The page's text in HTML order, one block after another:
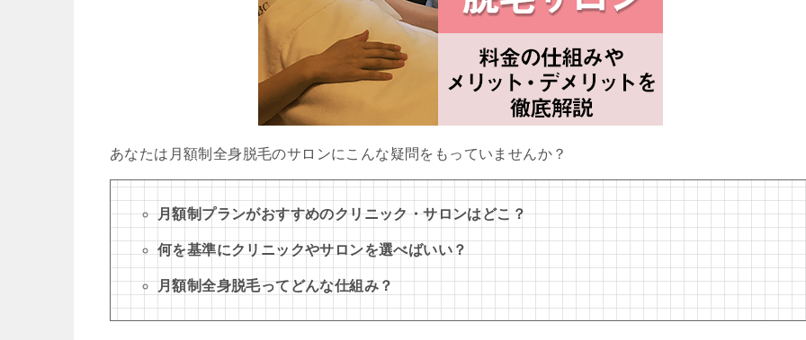
あなたは月額制全身脱毛のサロンにこんな疑問をもっていませんか？
月額制プランがおすすめのクリニック・サロンはどこ？
何を基準にクリニックやサロンを選べばいい？
月額制全身脱毛ってどんな仕組み？